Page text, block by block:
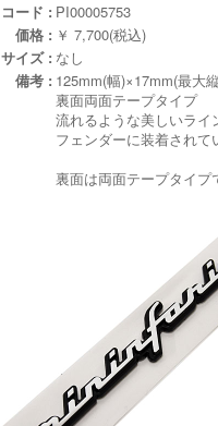
コード : PI00005753
価格 : ￥ 7,700(税込)
サイズ : なし
備考 : 125mm(幅)×17mm(最大
裏面両面テープタイプ
流れるような美しいラ
フェンダーに装着されて
裏面は両面テープタイ